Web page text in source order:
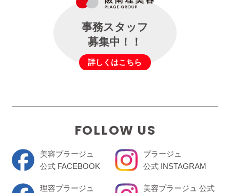
事務スタッフ
募集中！！
詳しくはこちら
FOLLOW US
美容プラージュ
公式 FACEBOOK
理容プラージュ
プラージュ
公式 INSTAGRAM
美容プラージュ 公式